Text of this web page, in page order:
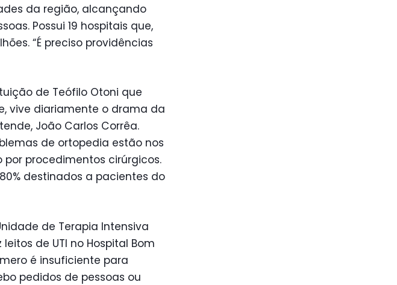
da região, alcançando
Possui 19 hospitais que,
“É preciso providências
de Teófilo Otoni que
vive diariamente o drama da
João Carlos Corrêa.
de ortopedia estão nos
procedimentos cirúrgicos.
destinados a pacientes do
de Terapia Intensiva
de UTI no Hospital Bom
é insuficiente para
pedidos de pessoas ou